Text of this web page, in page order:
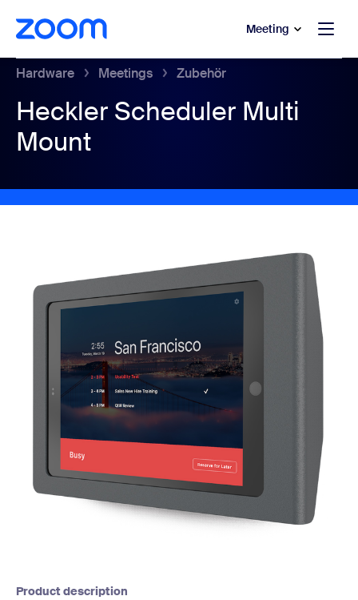
wechseln
Chat wechseln Meeting
Hardware Meetings Zubehör
Heckler Scheduler Multi
Mount
Product description